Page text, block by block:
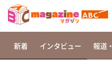
新着 インタビュー 報道